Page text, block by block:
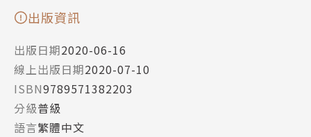
出版資訊
出版日期2020-06-16
線上出版日期2020-07-10
ISBN9789571382203
分級普級
語言繁體中文